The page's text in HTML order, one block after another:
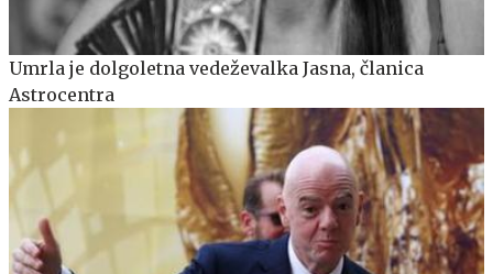
Umrla je dolgoletna vedeževalka Jasna, članica
Astrocentra